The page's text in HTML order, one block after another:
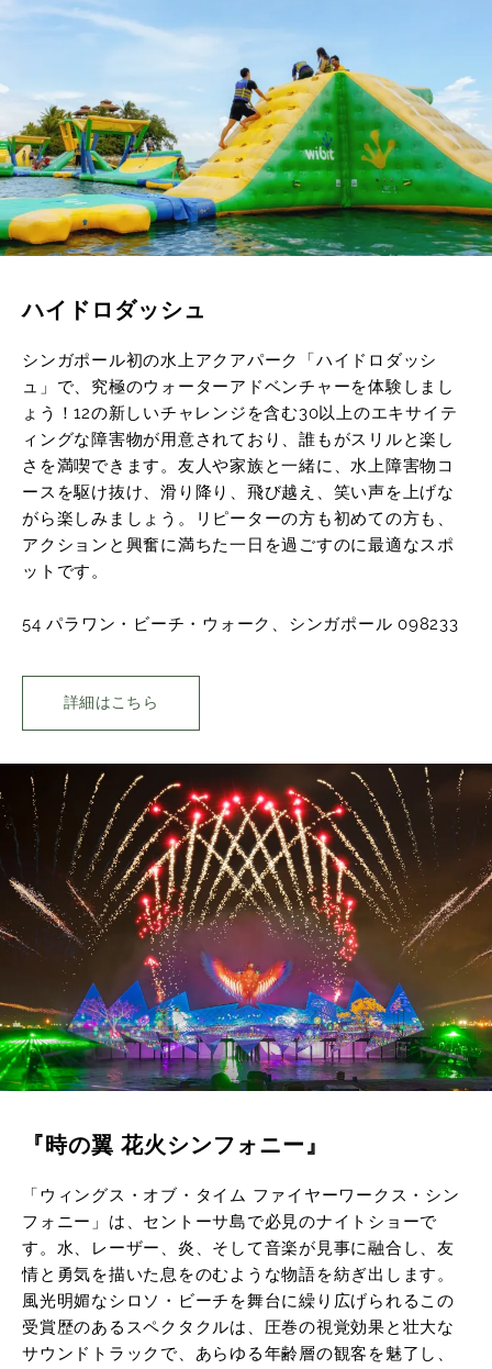
ハイドロダッシュ
シンガポール初の水上アクアパーク「ハイドロダッシ
ュ」で、究極のウォーターアドベンチャーを体験しまし
ょう！12の新しいチャレンジを含む30以上のエキサイテ
ィングな障害物が用意されており、誰もがスリルと楽し
さを満喫できます。友人や家族と一緒に、水上障害物コ
ースを駆け抜け、滑り降り、飛び越え、笑い声を上げな
がら楽しみましょう。リピーターの方も初めての方も、
アクションと興奮に満ちた一日を過ごすのに最適なスポ
ットです。
54 パラワン・ビーチ・ウォーク、シンガポール 098233
詳細はこちら
『時の翼 花火シンフォニー』
「ウィングス・オブ・タイム ファイヤーワークス・シン
フォニー」は、セントーサ島で必見のナイトショーで
す。水、レーザー、炎、そして音楽が見事に融合し、友
情と勇気を描いた息をのむような物語を紡ぎ出します。
風光明媚なシロソ・ビーチを舞台に繰り広げられるこの
受賞歴のあるスペクタクルは、圧巻の視覚効果と壮大な
サウンドトラックで、あらゆる年齢層の観客を魅了し、